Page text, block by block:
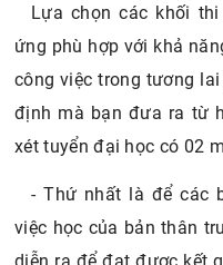
Lựa chọn các khối
ứng phù hợp với khả
công việc trong tương
định mà bạn đưa ra từ
xét tuyển đại học có 02
- Thứ nhất là để các
việc học của bản thân